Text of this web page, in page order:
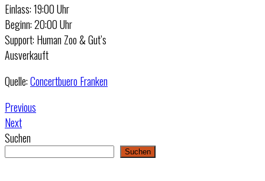
Einlass: 19:00 Uhr
Beginn: 20:00 Uhr
Support: Human Zoo & Gut’s
Ausverkauft
Quelle:Concertbuero Franken
Previous
Next
Suchen
Suchen